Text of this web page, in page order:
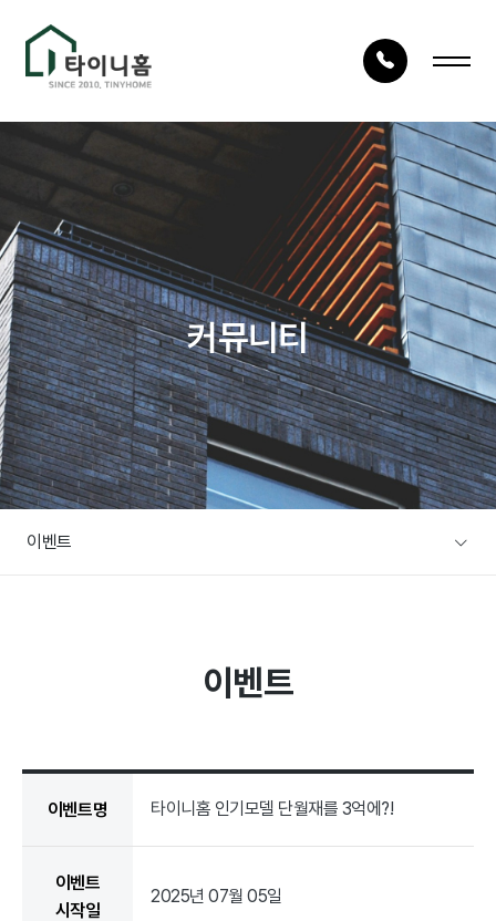
회사안내
회사소개
건축구조
건축절차
자재품질
오시는 길
주택전시장
설계사례
건축사례
시공사례
타이니TV
상담문의
건축문의
A/S문의
공지사항
건축뉴스
커뮤니티
이벤트
이벤트
이벤트명 타이니홈 인기모델 단월재를 3억에?!
이벤트
시작일
2025년 07월 05일